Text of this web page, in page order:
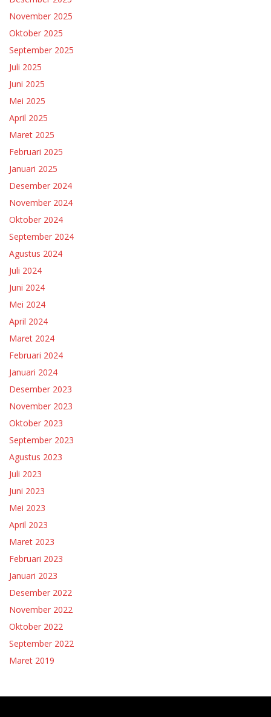
November 2025
Oktober 2025
September 2025
Juli 2025
Juni 2025
Mei 2025
April 2025
Maret 2025
Februari 2025
Januari 2025
Desember 2024
November 2024
Oktober 2024
September 2024
Agustus 2024
Juli 2024
Juni 2024
Mei 2024
April 2024
Maret 2024
Februari 2024
Januari 2024
Desember 2023
November 2023
Oktober 2023
September 2023
Agustus 2023
Juli 2023
Juni 2023
Mei 2023
April 2023
Maret 2023
Februari 2023
Januari 2023
Desember 2022
November 2022
Oktober 2022
September 2022
Maret 2019